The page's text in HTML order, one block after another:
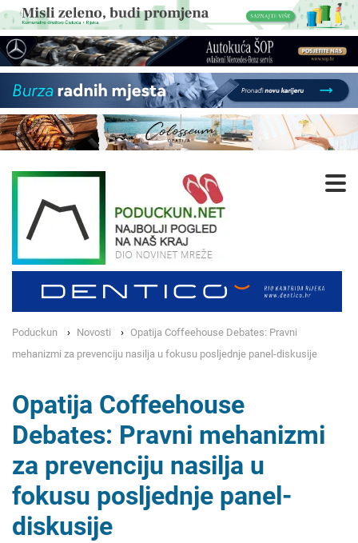
Poduckun Novosti
Opatija Coffeehouse Debates: Pravni
mehanizmi za prevenciju nasilja u fokusu posljednje panel-diskusije
Opatija Coffeehouse
Debates: Pravni mehanizmi
za prevenciju nasilja u
fokusu posljednje panel-
diskusije